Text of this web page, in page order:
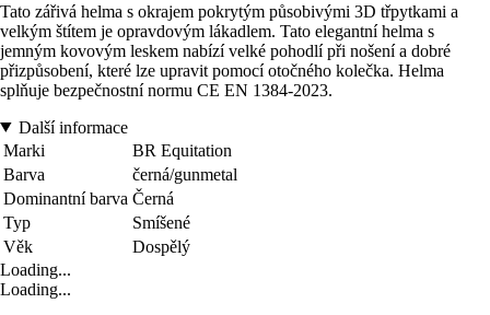
Tato zářivá helma s okrajem pokrytým působivými 3D třpytkami a
velkým štítem je opravdovým lákadlem. Tato elegantní helma s
jemným kovovým leskem nabízí velké pohodlí při nošení a dobré
přizpůsobení, které lze upravit pomocí otočného kolečka. Helma
splňuje bezpečnostní normu CE EN 1384-2023.
Další informace
Marki
BR Equitation
Barva
černá/gunmetal
Dominantní barva Černá
Typ
Smíšené
Věk
Dospělý
Loading...
Loading...